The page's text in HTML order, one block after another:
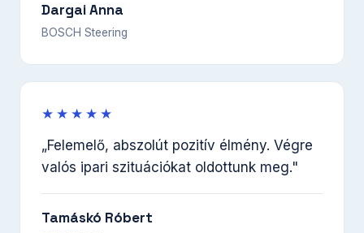
Dargai Anna
BOSCH Steering
★★★★★
„Felemelő, abszolút pozitív élmény. Végre
valós ipari szituációkat oldottunk meg."
Tamáskó Róbert